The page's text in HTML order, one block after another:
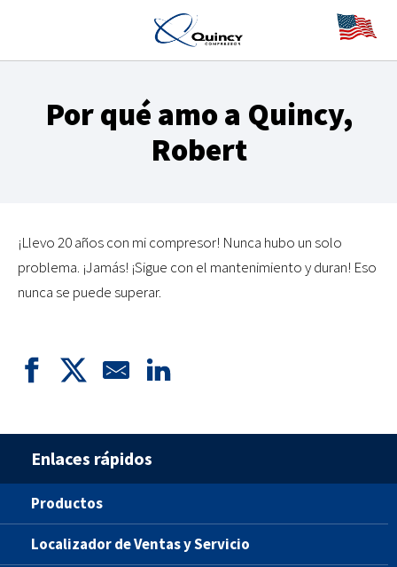
Por qué amo a Quincy,
Robert
¡Llevo 20 años con mi compresor! Nunca hubo un solo
problema. ¡Jamás! ¡Sigue con el mantenimiento y duran! Eso
nunca se puede superar.
Enlaces rápidos
Productos
Localizador de Ventas y Servicio